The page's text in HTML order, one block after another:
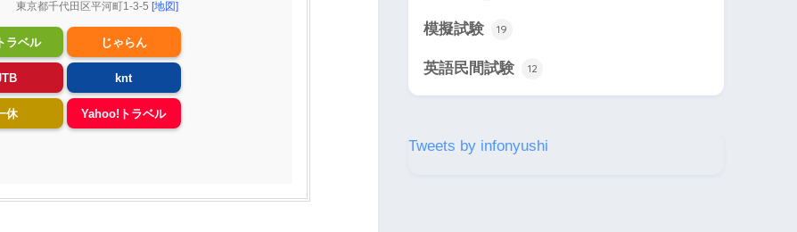
東京都千代田区平河町1-3-5 [地図]
ラベル じゃらん
knt
休 Yahoo!トラベル
模擬試験 19
英語民間試験 12
Tweets by infonyushi